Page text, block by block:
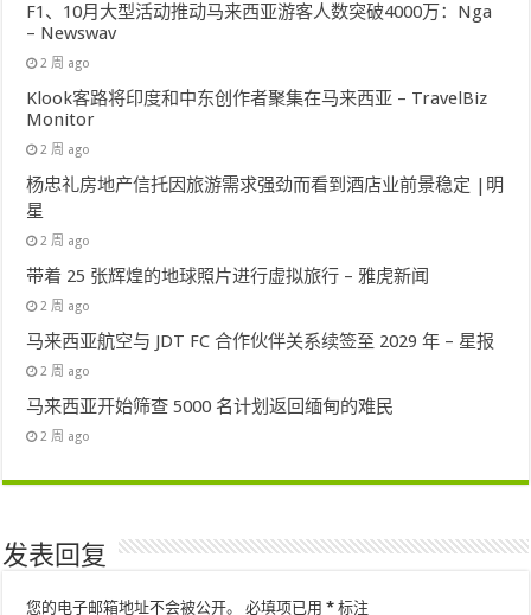
F1、10月大型活动推动马来西亚游客人数突破4000万：Nga
– Newswav
2 周 ago
Klook客路将印度和中东创作者聚集在马来西亚 – TravelBiz
Monitor
2 周 ago
杨忠礼房地产信托因旅游需求强劲而看到酒店业前景稳定 |明
星
2 周 ago
带着 25 张辉煌的地球照片进行虚拟旅行 – 雅虎新闻
2 周 ago
马来西亚航空与 JDT FC 合作伙伴关系续签至 2029 年 – 星报
2 周 ago
马来西亚开始筛查 5000 名计划返回缅甸的难民
2 周 ago
发表回复
您的电子邮箱地址不会被公开。 必填项已用* 标注